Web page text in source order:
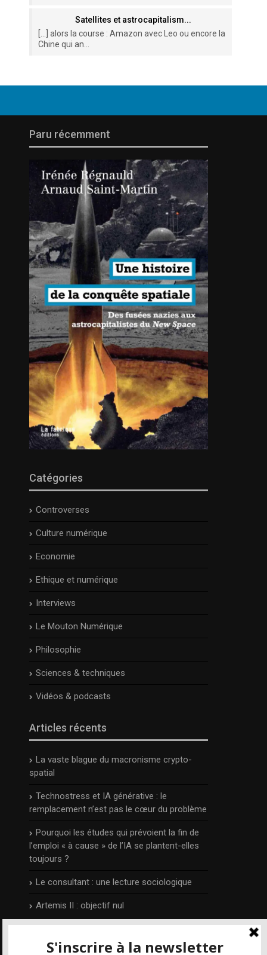
Satellites et astrocapitalism...
[…] alors la course : Amazon avec Leo ou encore la
Chine qui an...
Paru récemment
Catégories
Controverses
Culture numérique
Economie
Ethique et numérique
Interviews
Le Mouton Numérique
Philosophie
Sciences & techniques
Vidéos & podcasts
Articles récents
La vaste blague du macronisme crypto-
spatial
Technostress et IA générative : le
remplacement n’est pas le cœur du problème
Pourquoi les études qui prévoient la fin de
l’emploi « à cause » de l’IA se plantent-elles
toujours ?
Le consultant : une lecture sociologique
Artemis II : objectif nul